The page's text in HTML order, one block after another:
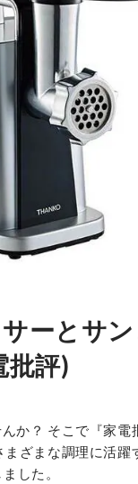
ーとサ
批評)
か？ そこで『家
ざまな調理に活躍
した。